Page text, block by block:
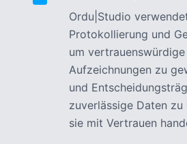
Ordu|Studio
Protokollierung und
um vertrauenswürdige
Aufzeichnungen zu
und
zuverlässige Daten
sie mit Vertrauen